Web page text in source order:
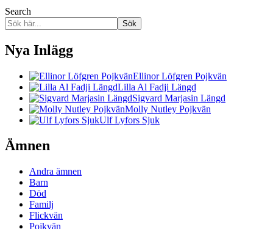
Search
Sök
Nya Inlägg
Ellinor Löfgren Pojkvän
Lilla Al Fadji Längd
Sigvard Marjasin Längd
Molly Nutley Pojkvän
Ulf Lyfors Sjuk
Ämnen
Andra ämnen
Barn
Död
Familj
Flickvän
Pojkvän